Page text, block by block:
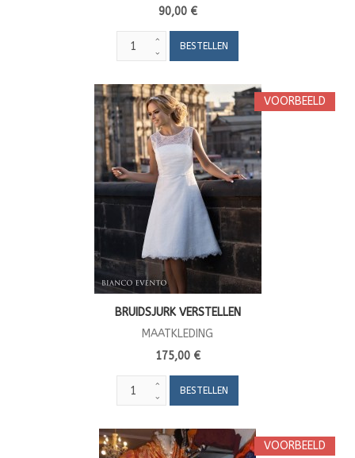
90,00 €
VOORBEELD
BRUIDSJURK VERSTELLEN
MAATKLEDING
175,00 €
VOORBEELD